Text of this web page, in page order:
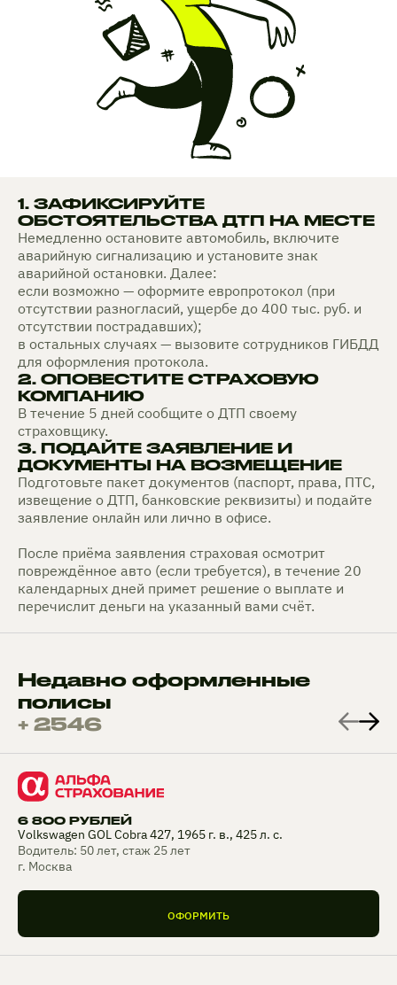
1. ЗАФИКСИРУЙТЕ
ОБСТОЯТЕЛЬСТВА ДТП НА МЕСТЕ
Немедленно остановите автомобиль, включите
аварийную сигнализацию и установите знак
аварийной остановки. Далее:
если возможно — оформите европротокол (при
отсутствии разногласий, ущербе до 400 тыс. руб. и
отсутствии пострадавших);
в остальных случаях — вызовите сотрудников ГИБДД
для оформления протокола.
2. ОПОВЕСТИТЕ СТРАХОВУЮ
КОМПАНИЮ
В течение 5 дней сообщите о ДТП своему
страховщику.
3. ПОДАЙТЕ ЗАЯВЛЕНИЕ И
ДОКУМЕНТЫ НА ВОЗМЕЩЕНИЕ
Подготовьте пакет документов (паспорт, права, ПТС,
извещение о ДТП, банковские реквизиты) и подайте
заявление онлайн или лично в офисе.
После приёма заявления страховая осмотрит
повреждённое авто (если требуется), в течение 20
календарных дней примет решение о выплате и
перечислит деньги на указанный вами счёт.
Недавно оформленные
полисы
+ 2546
6 800 РУБЛЕЙ
Volkswagen GOL Cobra 427, 1965 г. в., 425 л. с.
Водитель: 50 лет, стаж 25 лет
г. Москва
ОФОРМИТЬ